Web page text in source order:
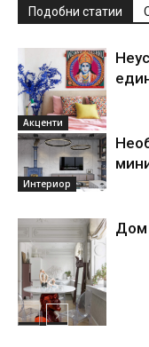
Подобни статии
Акценти
Интериор
Акценти
Дом